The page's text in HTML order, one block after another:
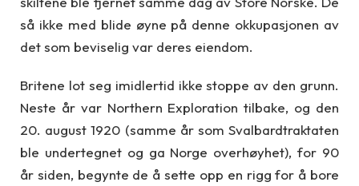
så ikke med blide øyne på denne okkupasjonen av
det som beviselig var deres eiendom.
Britene lot seg imidlertid ikke stoppe av den grunn.
Neste år var Northern Exploration tilbake, og den
20. august 1920 (samme år som Svalbardtraktaten
ble undertegnet og ga Norge overhøyhet), for 90
år siden, begynte de å sette opp en rigg for å bore